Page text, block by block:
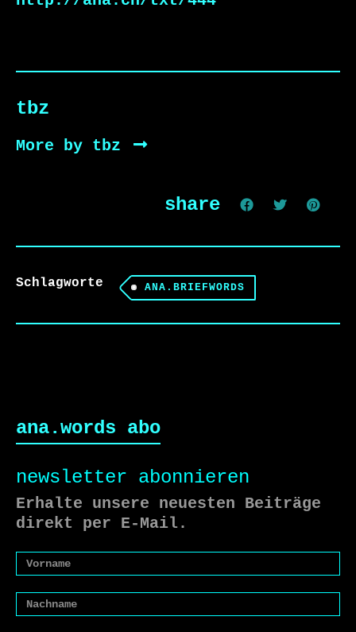
tbz
More by tbz
share
Schlagworte ANA.BRIEFWORDS
ana.words abo
newsletter abonnieren
Erhalte unsere neuesten Beiträge
direkt per E-Mail.